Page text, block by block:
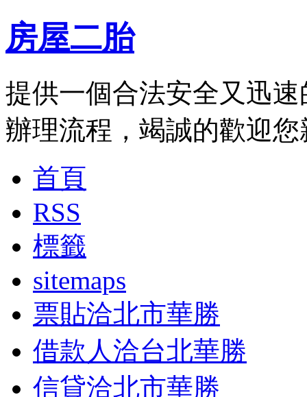
房屋二胎
提供一個合法安全又迅
辦理流程，竭誠的歡迎
首頁
RSS
標籤
sitemaps
票貼洽北市華勝
借款人洽台北華勝
信貸洽北市華勝